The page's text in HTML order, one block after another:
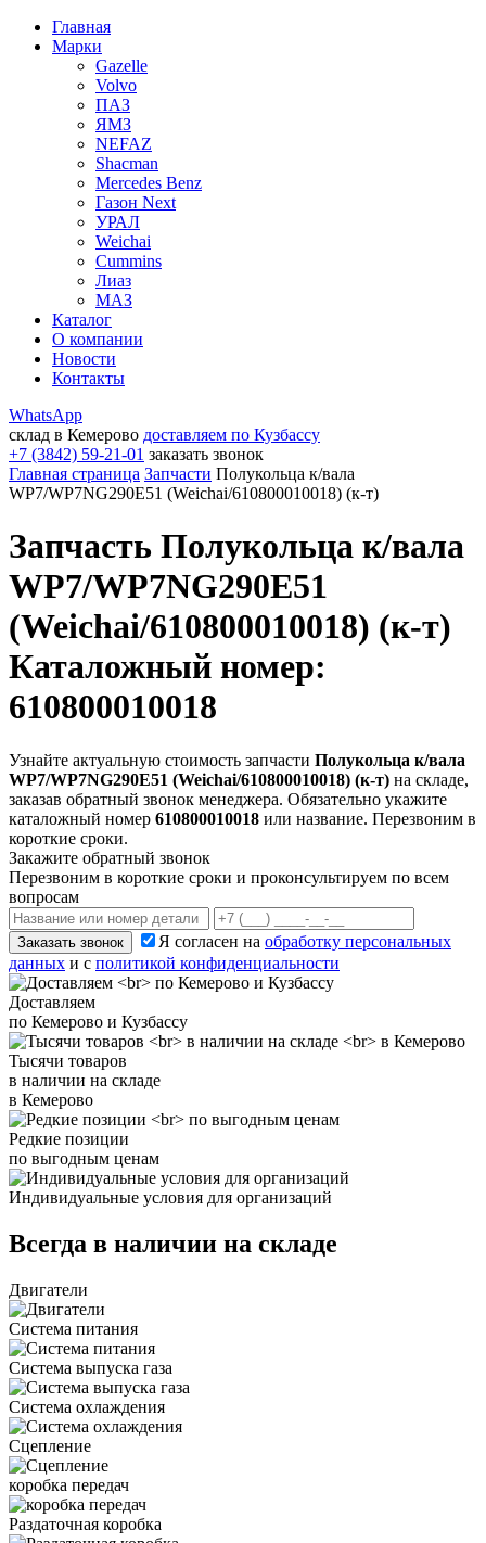
Главная
Марки
Gazelle
Volvo
ПАЗ
ЯМЗ
NEFAZ
Shacman
Mercedes Benz
Газон Next
УРАЛ
Weichai
Cummins
Лиаз
МАЗ
Каталог
О компании
Новости
Контакты
WhatsApp
склад в Кемерово доставляем по Кузбассу
+7 (3842) 59-21-01 заказать звонок
Главная страница Запчасти Полукольца к/вала
WP7/WP7NG290E51 (Weichai/610800010018) (к-т)
Запчасть Полукольца к/вала
WP7/WP7NG290E51
(Weichai/610800010018) (к-т)
Каталожный номер:
610800010018
Узнайте актуальную стоимость запчасти Полукольца к/вала
WP7/WP7NG290E51 (Weichai/610800010018) (к-т) на складе,
заказав обратный звонок менеджера. Обязательно укажите
каталожный номер 610800010018 или название. Перезвоним в
короткие сроки.
Закажите обратный звонок
Перезвоним в короткие сроки и проконсультируем по всем
вопросам
Заказать звонок Я согласен на обработку персональных
данных и с политикой конфиденциальности
Доставляем
по Кемерово и Кузбассу
Тысячи товаров
в наличии на складе
в Кемерово
Редкие позиции
по выгодным ценам
Индивидуальные условия для организаций
Всегда в наличии на складе
Двигатели
Система питания
Система выпуска газа
Система охлаждения
Сцепление
коробка передач
Раздаточная коробка